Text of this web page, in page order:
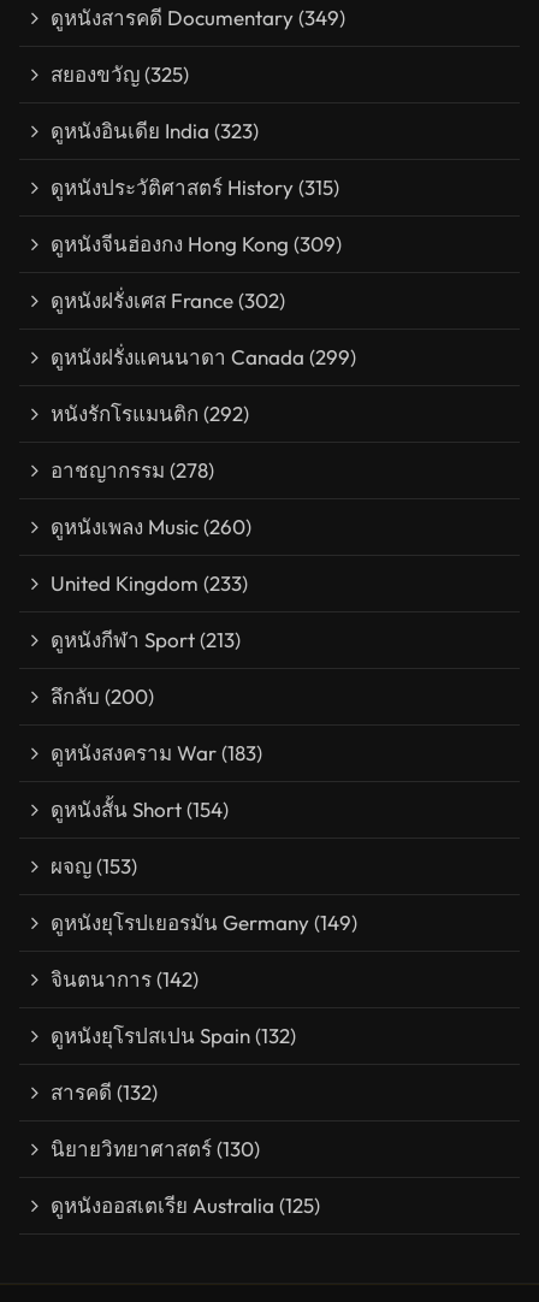
ดูหนังสารคดี Documentary(349)
สยองขวัญ(325)
ดูหนังอินเดีย India (323)
ดูหนังประวัติศาสตร์ History(315)
ดูหนังจีนฮ่องกง Hong Kong (309)
ดูหนังฝรั่งเศส France(302)
ดูหนังฝรั่งแคนนาดา Canada (299)
หนังรักโรแมนติก (292)
อาชญากรรม (278)
ดูหนังเพลง Music(260)
United Kingdom (233)
ดูหนังกีฬา Sport(213)
ลึกลับ (200)
ดูหนังสงคราม War(183)
ดูหนังสั้น Short(154)
ผจญ(153)
ดูหนังยุโรปเยอรมัน Germany(149)
จินตนาการ(142)
ดูหนังยุโรปสเปน Spain(132)
สารคดี (132)
นิยายวิทยาศาสตร์(130)
ดูหนังออสเตเรีย Australia (125)